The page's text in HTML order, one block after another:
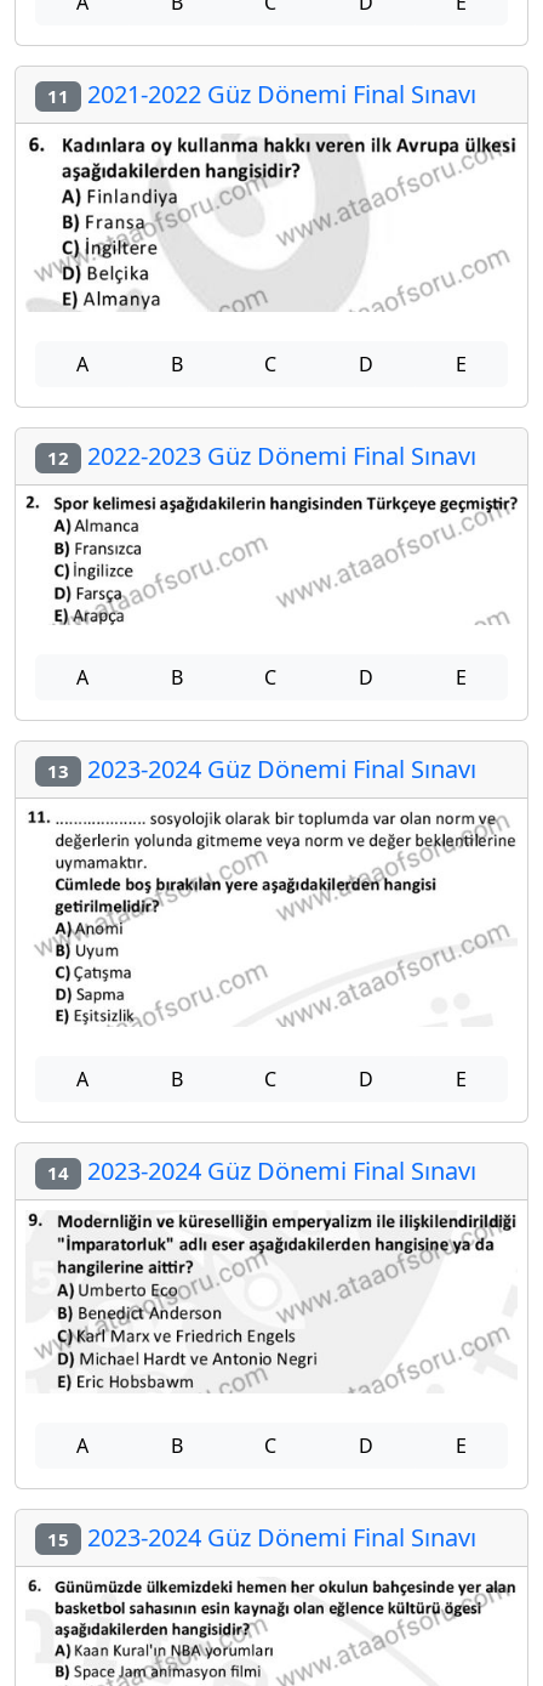
11 2021-2022 Güz Dönemi Final Sınavı
A B C D E
12 2022-2023 Güz Dönemi Final Sınavı
A B C D E
13 2023-2024 Güz Dönemi Final Sınavı
A B C D E
14 2023-2024 Güz Dönemi Final Sınavı
A B C D E
15 2023-2024 Güz Dönemi Final Sınavı